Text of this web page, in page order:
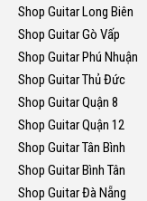
Shop Guitar Long Biên
Shop Guitar Gò Vấp
Shop Guitar Phú Nhuận
Shop Guitar Thủ Đức
Shop Guitar Quận 8
Shop Guitar Quận 12
Shop Guitar Tân Bình
Shop Guitar Bình Tân
Shop Guitar Đà Nẵng